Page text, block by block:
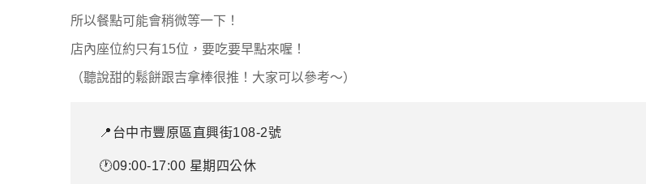
所以餐點可能會稍微等一下！
店內座位約只有15位，要吃要早點來喔！
（聽說甜的鬆餅跟吉拿棒很推！大家可以參考～）
📍台中市豐原區直興街108-2號
🕐09:00-17:00 星期四公休